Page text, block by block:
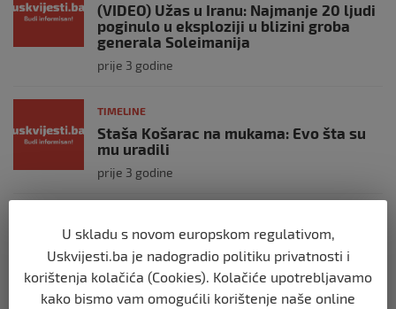
(VIDEO) Užas u Iranu: Najmanje 20 ljudi
poginulo u eksploziji u blizini groba
generala Soleimanija
prije 3 godine
TIMELINE
Staša Košarac na mukama: Evo šta su
mu uradili
prije 3 godine
Ko završi svoj dan zikrom i veličanjem
Allaha, cijeli dan će mu biti upisan kao
zikr
prije 3 godine
U skladu s novom europskom regulativom,
Uskvijesti.ba je nadogradio politiku privatnosti i
korištenja kolačića (Cookies). Kolačiće upotrebljavamo
kako bismo vam omogućili korištenje naše online